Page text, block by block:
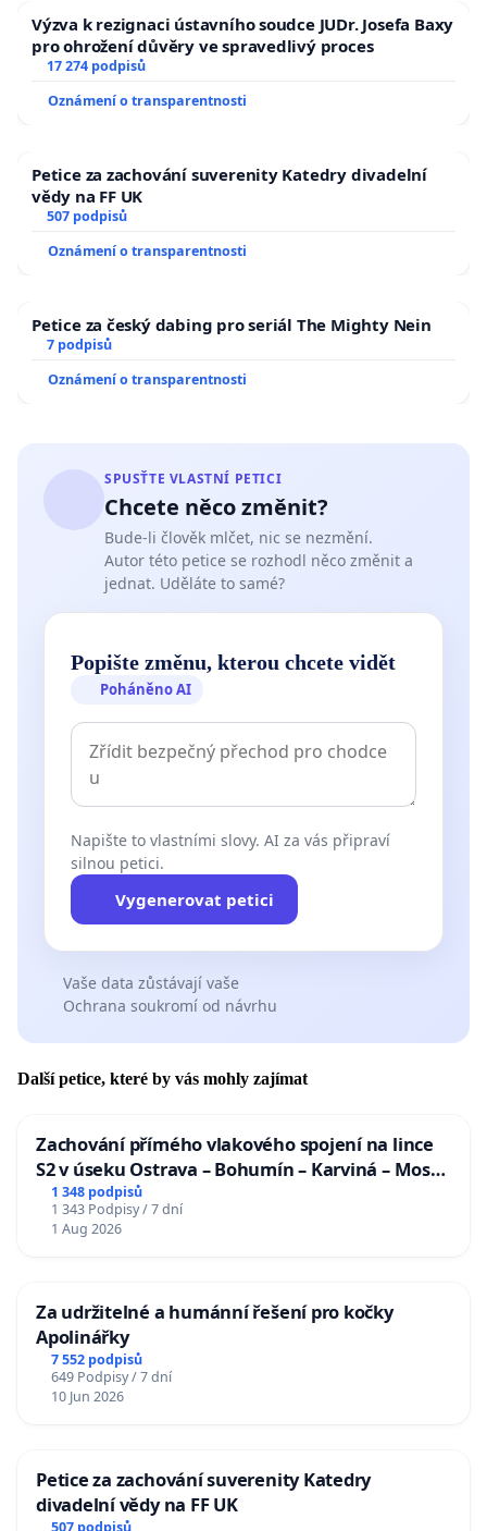
Výzva k rezignaci ústavního soudce JUDr. Josefa Baxy
pro ohrožení důvěry ve spravedlivý proces
17 274 podpisů
Oznámení o transparentnosti
Petice za zachování suverenity Katedry divadelní
vědy na FF UK
507 podpisů
Oznámení o transparentnosti
Petice za český dabing pro seriál The Mighty Nein
7 podpisů
Oznámení o transparentnosti
SPUSŤTE VLASTNÍ PETICI
Chcete něco změnit?
Bude-li člověk mlčet, nic se nezmění.
Autor této petice se rozhodl něco změnit a
jednat. Uděláte to samé?
Popište změnu, kterou chcete vidět
Poháněno AI
Napište to vlastními slovy. AI za vás připraví
silnou petici.
Vygenerovat petici
Vaše data zůstávají vaše
Ochrana soukromí od návrhu
Další petice, které by vás mohly zajímat
Zachování přímého vlakového spojení na lince
S2 v úseku Ostrava – Bohumín – Karviná – Mosty
u Jablunkova
1 348 podpisů
1 343 Podpisy / 7 dní
1 Aug 2026
Za udržitelné a humánní řešení pro kočky
Apolinářky
7 552 podpisů
649 Podpisy / 7 dní
10 Jun 2026
Petice za zachování suverenity Katedry
divadelní vědy na FF UK
507 podpisů